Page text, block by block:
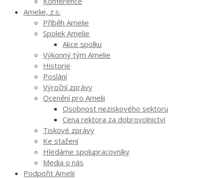
Amelie, z.s.
Příběh Amelie
Spolek Amelie
Akce spolku
Výkonný tým Amelie
Historie
Poslání
Výroční zprávy
Ocenění pro Amelii
Osobnost neziskového sektoru
Cena rektora za dobrovolnictví
Tiskové zprávy
Ke stažení
Hledáme spolupracovníky
Media o nás
Podpořit Amelii